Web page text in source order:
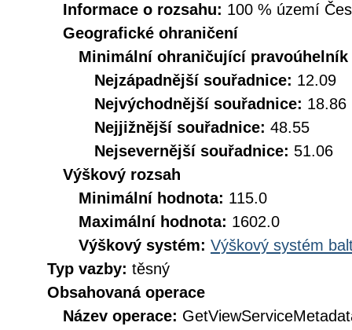
Informace o rozsahu: 100 % území
Geografické ohraničení
Minimální ohraničující pravoúhelník
Nejzápadnější souřadnice: 12.09
Nejvýchodnější souřadnice: 18.86
Nejjižnější souřadnice: 48.55
Nejsevernější souřadnice: 51.06
Výškový rozsah
Minimální hodnota: 115.0
Maximální hodnota: 1602.0
Výškový systém: Výškový systém
Typ vazby: těsný
Obsahovaná operace
Název operace: